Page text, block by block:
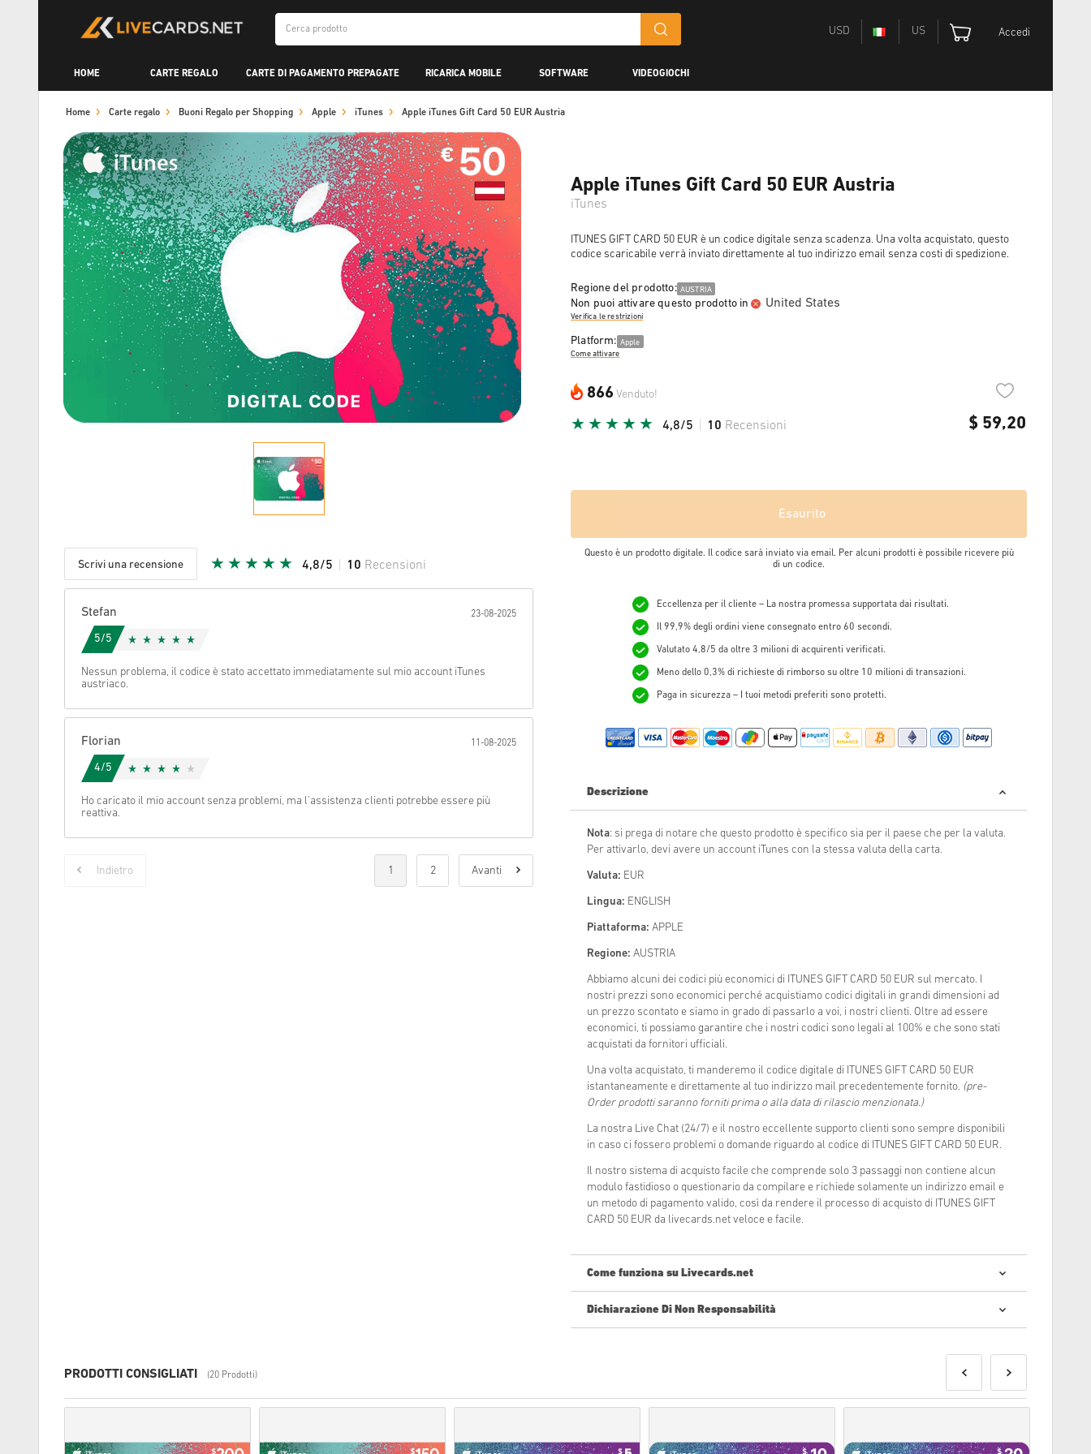
USD US Accedi
HOME CARTE REGALO CARTE DI PAGAMENTO PREPAGATE RICARICA MOBILE SOFTWARE VIDEOGIOCHI
Home Carte regalo Buoni Regalo per Shopping Apple iTunes Apple iTunes Gift Card 50 EUR Austria
Scrivi una recensione 4,8/5 10 Recensioni
Cancella
Stefan 23-08-2025
5/5
Nessun problema, il codice è stato accettato immediatamente sul mio account iTunes
austriaco.
Florian 11-08-2025
4/5
Ho caricato il mio account senza problemi, ma l’assistenza clienti potrebbe essere più
reattiva.
Indietro 1 2 Avanti
Apple iTunes Gift Card 50 EUR Austria
iTunes
ITUNES GIFT CARD 50 EUR è un codice digitale senza scadenza. Una volta acquistato, questo
codice scaricabile verrà inviato direttamente al tuo indirizzo email senza costi di spedizione.
Regione del prodotto: AUSTRIA
Non puoi attivare questo prodotto in United States
Verifica le restrizioni
Platform: Apple
Come attivare
866 Venduto!
$ 59,20
4,8/5 10 Recensioni
Esaurito
Questo è un prodotto digitale. Il codice sarà inviato via email. Per alcuni prodotti è possibile ricevere più
di un codice.
Eccellenza per il cliente – La nostra promessa supportata dai risultati.
Il 99,9% degli ordini viene consegnato entro 60 secondi.
Valutato 4,8/5 da oltre 3 milioni di acquirenti verificati.
Meno dello 0,3% di richieste di rimborso su oltre 10 milioni di transazioni.
Paga in sicurezza – I tuoi metodi preferiti sono protetti.
Descrizione
Nota: si prega di notare che questo prodotto è specifico sia per il paese che per la valuta.
Per attivarlo, devi avere un account iTunes con la stessa valuta della carta.
Valuta: EUR
Lingua: ENGLISH
Piattaforma: APPLE
Regione: AUSTRIA
Abbiamo alcuni dei codici più economici di ITUNES GIFT CARD 50 EUR sul mercato. I
nostri prezzi sono economici perché acquistiamo codici digitali in grandi dimensioni ad
un prezzo scontato e siamo in grado di passarlo a voi, i nostri clienti. Oltre ad essere
economici, ti possiamo garantire che i nostri codici sono legali al 100% e che sono stati
acquistati da fornitori ufficiali.
Una volta acquistato, ti manderemo il codice digitale di ITUNES GIFT CARD 50 EUR
istantaneamente e direttamente al tuo indirizzo mail precedentemente fornito. (pre-
Order prodotti saranno forniti prima o alla data di rilascio menzionata.)
La nostra Live Chat (24/7) e il nostro eccellente supporto clienti sono sempre disponibili
in caso ci fossero problemi o domande riguardo al codice di ITUNES GIFT CARD 50 EUR.
Il nostro sistema di acquisto facile che comprende solo 3 passaggi non contiene alcun
modulo fastidioso o questionario da compilare e richiede solamente un indirizzo email e
un metodo di pagamento valido, così da rendere il processo di acquisto di ITUNES GIFT
CARD 50 EUR da livecards.net veloce e facile.
Come funziona su Livecards.net
Nuovo su Livecards.net? Acquistare codici digitali è semplice e veloce:
Dichiarazione Di Non Responsabilità
Tu acquisterai solamente un prodotto digitale.
PRODOTTI CONSIGLIATI (20 Prodotti)